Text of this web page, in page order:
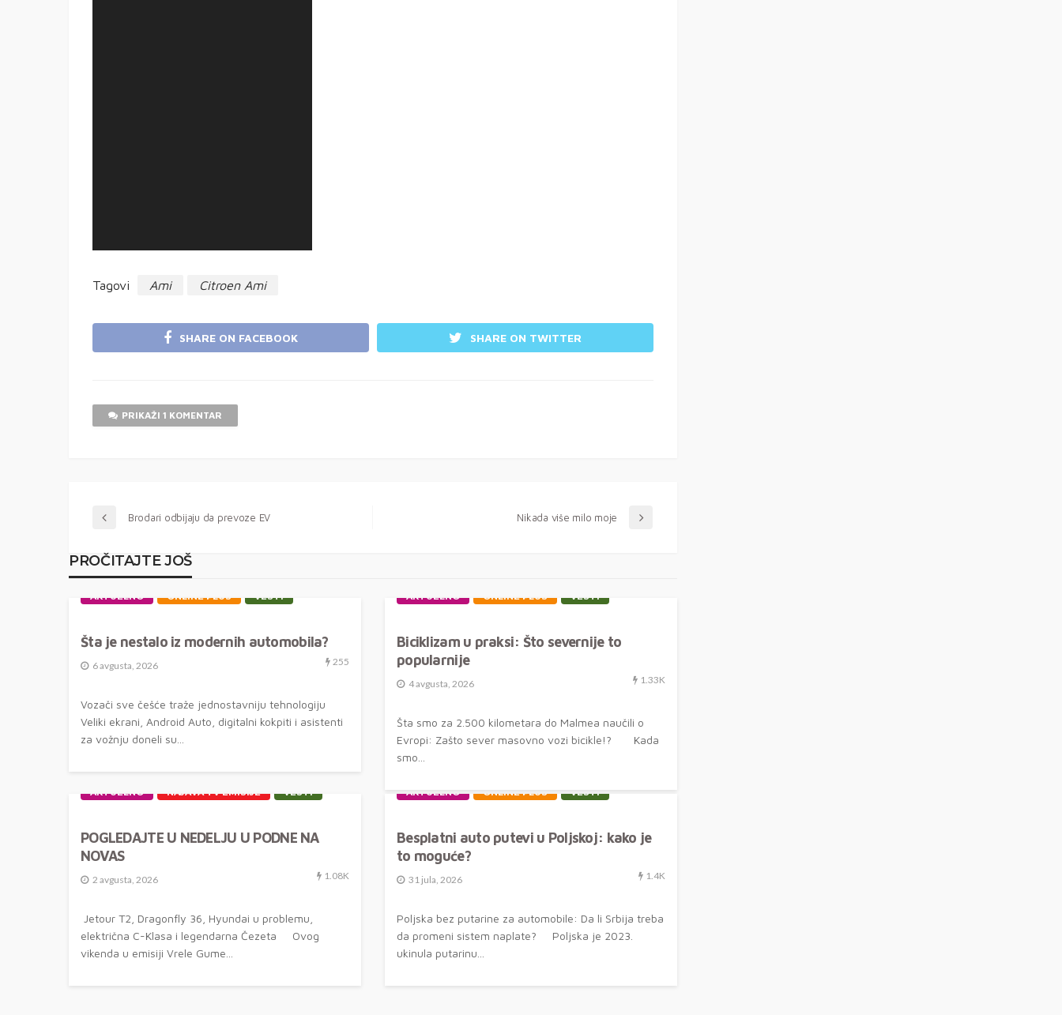
Tagovi Ami Citroen Ami
SHARE ON FACEBOOK SHARE ON TWITTER
PRIKAŽI 1 KOMENTAR
Brodari odbijaju da prevoze EV Nikada više milo moje
PROČITAJTE JOŠ
AKTUELNO ONLINE PLUS VESTI
Šta je nestalo iz modernih automobila?
6 avgusta, 2026 255
Vozači sve češće traže jednostavniju tehnologiju
Veliki ekrani, Android Auto, digitalni kokpiti i asistenti
za vožnju doneli su...
AKTUELNO ONLINE PLUS VESTI
Biciklizam u praksi: Što severnije to
popularnije
4 avgusta, 2026 1.33K
Šta smo za 2.500 kilometara do Malmea naučili o
Evropi: Zašto sever masovno vozi bicikle!? Kada
smo...
AKTUELNO NAJAVA TV EMISIJE VESTI
POGLEDAJTE U NEDELJU U PODNE NA
NOVAS
2 avgusta, 2026 1.08K
Jetour T2, Dragonfly 36, Hyundai u problemu,
električna C-Klasa i legendarna Čezeta Ovog
vikenda u emisiji Vrele Gume...
AKTUELNO ONLINE PLUS VESTI
Besplatni auto putevi u Poljskoj: kako je
to moguće?
31 jula, 2026 1.4K
Poljska bez putarine za automobile: Da li Srbija treba
da promeni sistem naplate? Poljska je 2023.
ukinula putarinu...